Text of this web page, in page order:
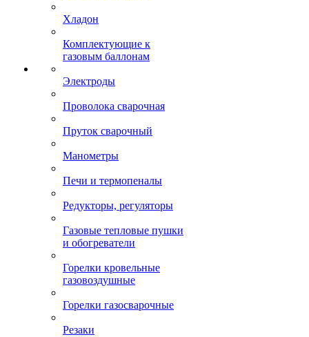
Хладон
Комплектующие к
газовым баллонам
Электроды
Проволока сварочная
Пруток сварочный
Манометры
Печи и термопеналы
Редукторы, регуляторы
Газовые тепловые пушки
и обогреватели
Горелки кровельные
газовоздушные
Горелки газосварочные
Резаки